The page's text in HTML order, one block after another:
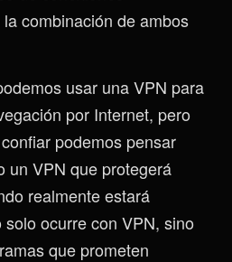
combinación de ambos
usar una VPN para
por Internet, pero
podemos pensar
un VPN que protegerá
realmente estará
ocurre con VPN, sino
que prometen